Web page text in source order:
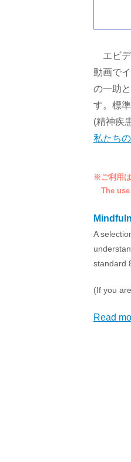
エビデ
動画で
の一助
す。標
(精神疾
私たち
※ご利用
The use
A
standard
(If you
Read